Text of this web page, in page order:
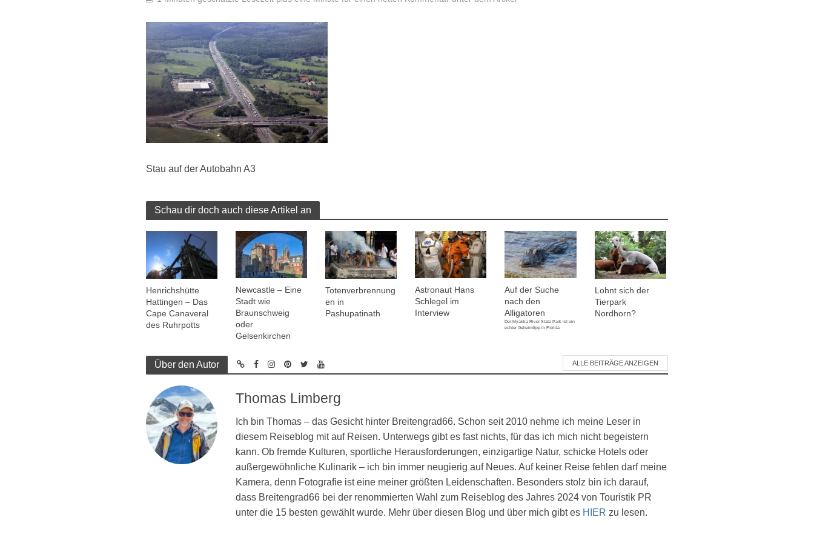
Stau auf der Autobahn A3
Schau dir doch auch diese Artikel an
Henrichshütte
Hattingen – Das
Cape Canaveral
des Ruhrpotts
Newcastle – Eine
Stadt wie
Braunschweig
oder
Gelsenkirchen
Totenverbrennung
en in
Pashupatinath
Astronaut Hans
Schlegel im
Interview
Auf der Suche
nach den
Alligatoren
Der Myakka River State Park ist ein
echter Geheimtipp in Florida
Lohnt sich der
Tierpark
Nordhorn?
Über den Autor ALLE BEITRÄGE ANZEIGEN
Thomas Limberg
Ich bin Thomas – das Gesicht hinter Breitengrad66. Schon seit 2010 nehme ich meine Leser in
diesem Reiseblog mit auf Reisen. Unterwegs gibt es fast nichts, für das ich mich nicht begeistern
kann. Ob fremde Kulturen, sportliche Herausforderungen, einzigartige Natur, schicke Hotels oder
außergewöhnliche Kulinarik – ich bin immer neugierig auf Neues. Auf keiner Reise fehlen darf meine
Kamera, denn Fotografie ist eine meiner größten Leidenschaften. Besonders stolz bin ich darauf,
dass Breitengrad66 bei der renommierten Wahl zum Reiseblog des Jahres 2024 von Touristik PR
unter die 15 besten gewählt wurde. Mehr über diesen Blog und über mich gibt es HIER zu lesen.